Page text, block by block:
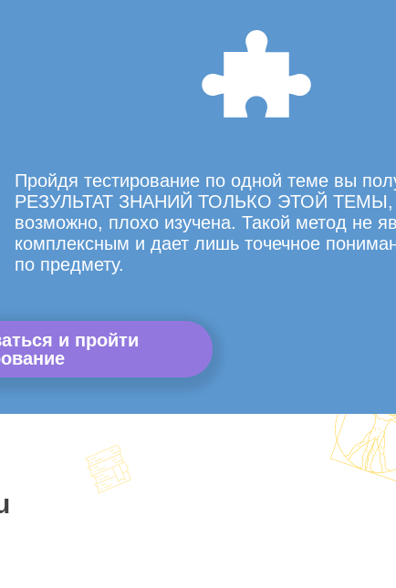
Пройдя тестирование по одной теме вы
РЕЗУЛЬТАТ ЗНАНИЙ ТОЛЬКО ЭТОЙ ТЕМЫ,
возможно, плохо изучена. Такой метод не
комплексным и дает лишь точечное
по предмету.
и пройти